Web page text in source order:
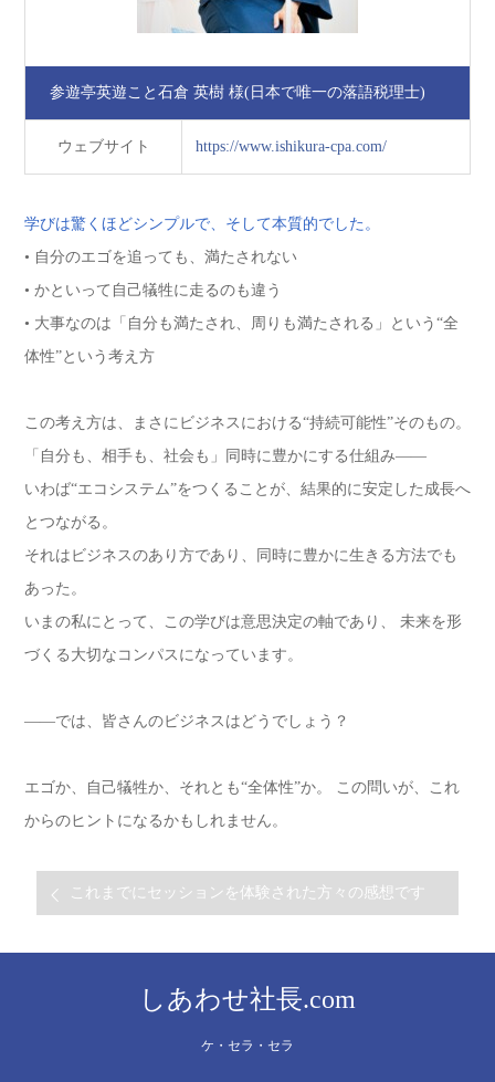
参遊亭英遊こと石倉 英樹 様(日本で唯一の落語税理士)
ウェブサイト https://www.ishikura-cpa.com/
学びは驚くほどシンプルで、そして本質的でした。
• 自分のエゴを追っても、満たされない
• かといって自己犠牲に走るのも違う
• 大事なのは「自分も満たされ、周りも満たされる」という“全
体性”という考え方
この考え方は、まさにビジネスにおける“持続可能性”そのもの。
「自分も、相手も、社会も」同時に豊かにする仕組み――
いわば“エコシステム”をつくることが、結果的に安定した成長へ
とつながる。
それはビジネスのあり方であり、同時に豊かに生きる方法でも
あった。
いまの私にとって、この学びは意思決定の軸であり、 未来を形
づくる大切なコンパスになっています。
――では、皆さんのビジネスはどうでしょう？
エゴか、自己犠牲か、それとも“全体性”か。 この問いが、これ
からのヒントになるかもしれません。
これまでにセッションを体験された方々の感想です
しあわせ社長.com
ケ・セラ・セラ